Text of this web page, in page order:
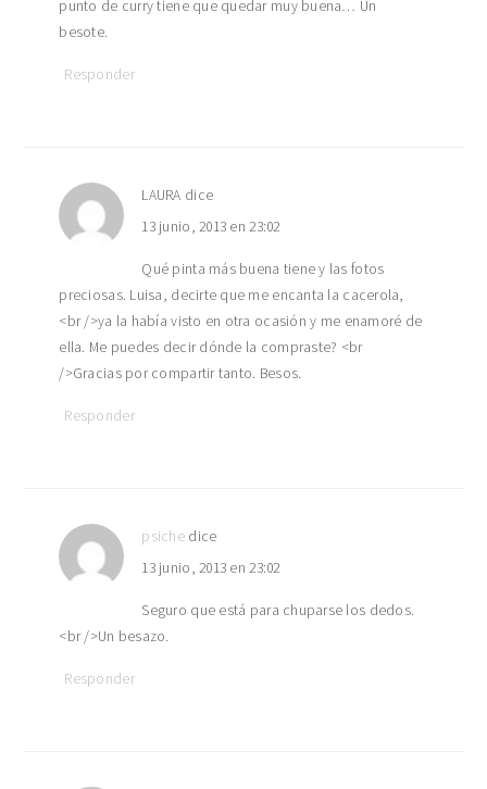
punto de curry tiene que quedar muy buena… Un
besote.
Responder
LAURA dice
13 junio, 2013 en 23:02
Qué pinta más buena tiene y las fotos
preciosas. Luisa, decirte que me encanta la cacerola,
<br />ya la había visto en otra ocasión y me enamoré de
ella. Me puedes decir dónde la compraste? <br
/>Gracias por compartir tanto. Besos.
Responder
psiche dice
13 junio, 2013 en 23:02
Seguro que está para chuparse los dedos.
<br />Un besazo.
Responder